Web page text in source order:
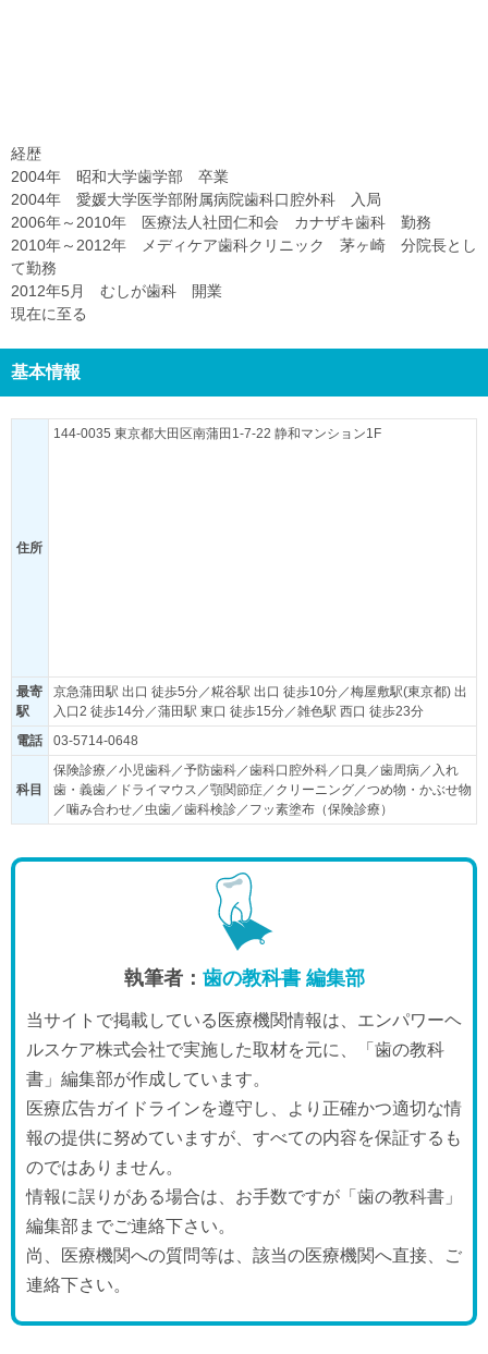
経歴
2004年 昭和大学歯学部 卒業
2004年 愛媛大学医学部附属病院歯科口腔外科 入局
2006年～2010年 医療法人社団仁和会 カナザキ歯科 勤務
2010年～2012年 メディケア歯科クリニック 茅ヶ崎 分院長とし
て勤務
2012年5月 むしが歯科 開業
現在に至る
基本情報
住所
144-0035 東京都大田区南蒲田1-7-22 静和マンション1F
最寄
駅
京急蒲田駅 出口 徒歩5分／糀谷駅 出口 徒歩10分／梅屋敷駅(東京都) 出
入口2 徒歩14分／蒲田駅 東口 徒歩15分／雑色駅 西口 徒歩23分
電話
03-5714-0648
科目
保険診療／小児歯科／予防歯科／歯科口腔外科／口臭／歯周病／入れ
歯・義歯／ドライマウス／顎関節症／クリーニング／つめ物・かぶせ物
／噛み合わせ／虫歯／歯科検診／フッ素塗布（保険診療）
執筆者： 歯の教科書 編集部
当サイトで掲載している医療機関情報は、エンパワーヘ
ルスケア株式会社で実施した取材を元に、「歯の教科
書」編集部が作成しています。
医療広告ガイドラインを遵守し、より正確かつ適切な情
報の提供に努めていますが、すべての内容を保証するも
のではありません。
情報に誤りがある場合は、お手数ですが「歯の教科書」
編集部までご連絡下さい。
尚、医療機関への質問等は、該当の医療機関へ直接、ご
連絡下さい。